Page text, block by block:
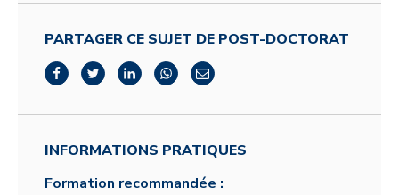
PARTAGER CE SUJET DE POST-DOCTORAT
INFORMATIONS PRATIQUES
Formation recommandée :